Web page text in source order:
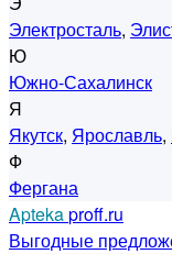
Электросталь,
Ю
Южно-Сахалинск
Я
Якутск, Ярославль,
Ф
Фергана
Aptekaproff.ru
Выгодные